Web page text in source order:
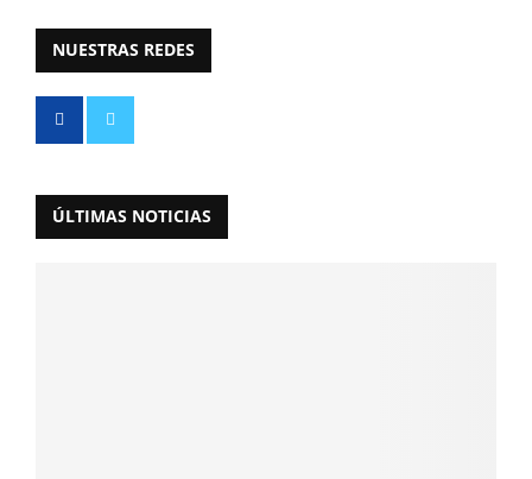
NUESTRAS REDES
ÚLTIMAS NOTICIAS